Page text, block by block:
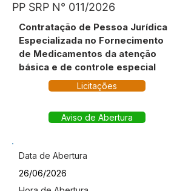
PP SRP N° 011/2026
Contratação de Pessoa Jurídica
Especializada no Fornecimento
de Medicamentos da atenção
básica e de controle especial
Licitações
Aviso de Abertura
Data de Abertura
26/06/2026